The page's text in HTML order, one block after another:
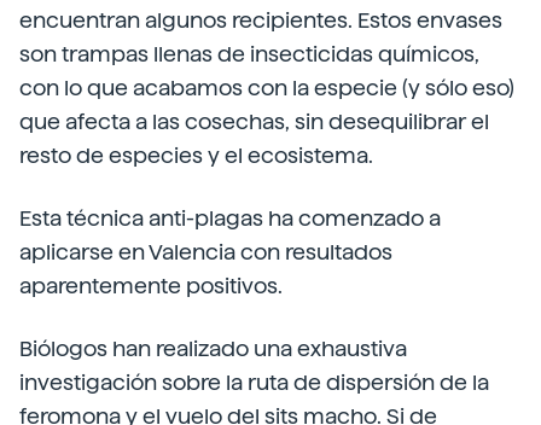
encuentran algunos recipientes. Estos envases
son trampas llenas de insecticidas químicos,
con lo que acabamos con la especie (y sólo eso)
que afecta a las cosechas, sin desequilibrar el
resto de especies y el ecosistema.
Esta técnica anti-plagas ha comenzado a
aplicarse en Valencia con resultados
aparentemente positivos.
Biólogos han realizado una exhaustiva
investigación sobre la ruta de dispersión de la
feromona y el vuelo del sits macho. Si de